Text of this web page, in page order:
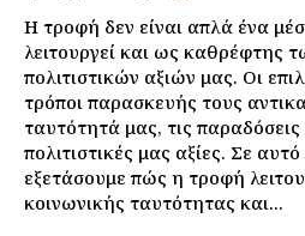
Η τροφή δεν είναι απλά ένα
λειτουργεί και ως καθρέφτης
πολιτιστικών αξιών μας. Οι
τρόποι παρασκευής τους
ταυτότητά μας, τις παραδόσεις
πολιτιστικές μας αξίες. Σε
εξετάσουμε πώς η τροφή
κοινωνικής ταυτότητας και...